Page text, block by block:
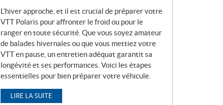
L’hiver approche, et il est crucial de préparer votre
VTT Polaris pour affronter le froid ou pour le
ranger en toute sécurité. Que vous soyez amateur
de balades hivernales ou que vous mettiez votre
VTT en pause, un entretien adéquat garantit sa
longévité et ses performances. Voici les étapes
essentielles pour bien préparer votre véhicule.
LIRE LA SUITE